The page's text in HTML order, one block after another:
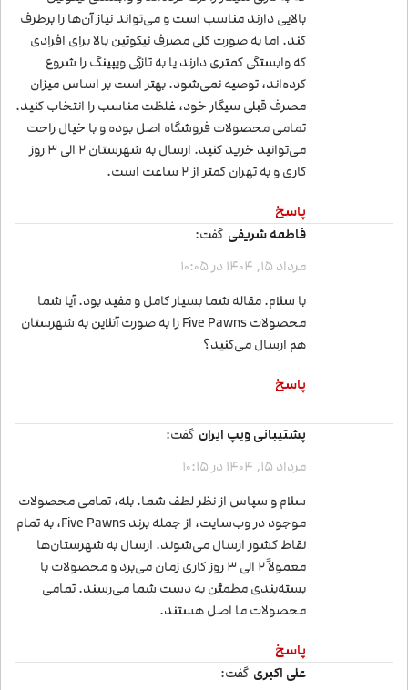
بالایی دارند مناسب است و می‌تواند نیاز آن‌ها را برطرف
کند. اما به صورت کلی مصرف نیکوتین بالا برای افرادی
که وابستگی کمتری دارند یا به تازگی ویپینگ را شروع
کرده‌اند، توصیه نمی‌شود. بهتر است بر اساس میزان
مصرف قبلی سیگار خود، غلظت مناسب را انتخاب کنید.
تمامی محصولات فروشگاه اصل بوده و با خیال راحت
می‌توانید خرید کنید. ارسال به شهرستان 2 الی 3 روز
کاری و به تهران کمتر از 2 ساعت است.
پاسخ
فاطمه شریفی گفت:
مرداد 15, 1404 در 10:05
با سلام. مقاله شما بسیار کامل و مفید بود. آیا شما
محصولات Five Pawns را به صورت آنلاین به شهرستان
هم ارسال می‌کنید؟
پاسخ
پشتیبانی ویپ ایران گفت:
مرداد 15, 1404 در 10:15
سلام و سپاس از نظر لطف شما. بله، تمامی محصولات
موجود در وب‌سایت، از جمله برند Five Pawns، به تمام
نقاط کشور ارسال می‌شوند. ارسال به شهرستان‌ها
معمولاً 2 الی 3 روز کاری زمان می‌برد و محصولات با
بسته‌بندی مطمئن به دست شما می‌رسند. تمامی
محصولات ما اصل هستند.
پاسخ
علی اکبری گفت: